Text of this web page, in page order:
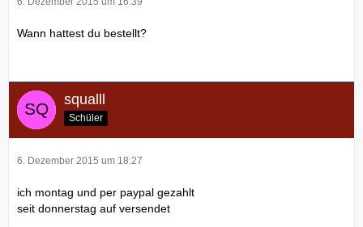
Wann hattest du bestellt?
squalll
Schüler
6. Dezember 2015 um 18:27
ich montag und per paypal gezahlt
seit donnerstag auf versendet